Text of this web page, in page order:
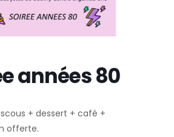
années 80
+ dessert + café +
offerte.